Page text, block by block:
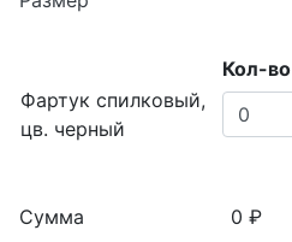
Кол-во
Фартук спилковый,
цв. черный
Сумма
0 ₽